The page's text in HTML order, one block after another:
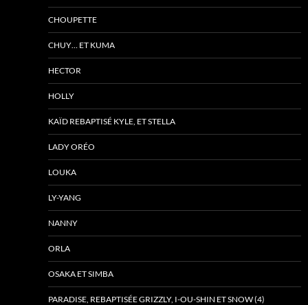
CHOUPETTE
CHUY… ET KUMA
HECTOR
HOLLY
KAÏD REBAPTISÉ KYLE, ET STELLA
LADY ORÉO
LOUKA
LY-YANG
NANNY
ORLA
OSAKA ET SIMBA
PARADISE, REBAPTISÉE GRIZZLY, I-OU-SHIN ET SNOW (4)